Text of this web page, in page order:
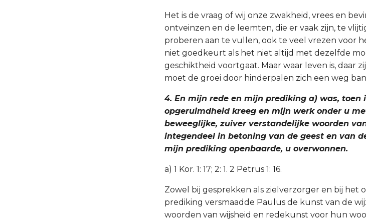
Het is de vraag of wij onze zwakheid, vrees en
ontveinzen en de leemten, die er vaak zijn, te
proberen aan te vullen, ook te veel vrezen voor
niet goedkeurt als het niet altijd met dezelfde
geschiktheid voortgaat. Maar waar leven is, daar
moet de groei door hinderpalen zich een weg
4. En mijn rede en mijn prediking a) was, toen
opgeruimdheid kreeg en mijn werk onder u
beweeglijke, zuiver verstandelijke woorden
integendeel in betoning van de geest en van
mijn prediking openbaarde, u overwonnen.
a) 1 Kor. 1: 17; 2: 1. 2 Petrus 1: 16.
Zowel bij gesprekken als zielverzorger en bij het
prediking versmaadde Paulus de kunst van de
woorden van wijsheid en redekunst voor hun